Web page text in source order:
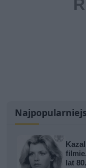
lat 80.